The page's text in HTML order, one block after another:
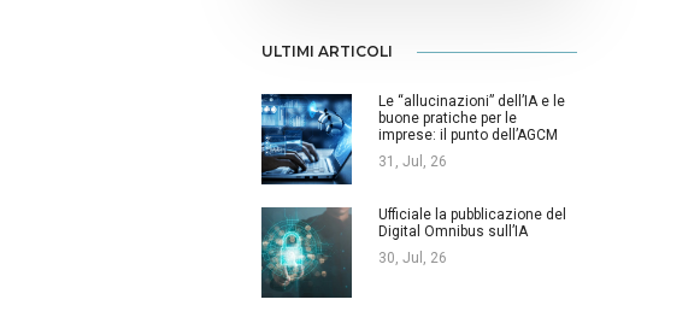
ULTIMI ARTICOLI
Le “allucinazioni” dell’IA e le
buone pratiche per le
imprese: il punto dell’AGCM
31, Jul, 26
Ufficiale la pubblicazione del
Digital Omnibus sull’IA
30, Jul, 26